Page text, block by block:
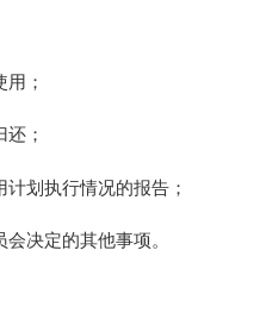
；
；
划执行情况的报告；
决定的其他事项。